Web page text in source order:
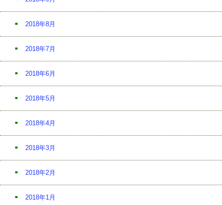
2018年8月
2018年7月
2018年6月
2018年5月
2018年4月
2018年3月
2018年2月
2018年1月